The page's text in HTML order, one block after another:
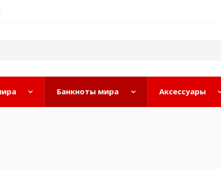
Банкноты мира Аксессуары